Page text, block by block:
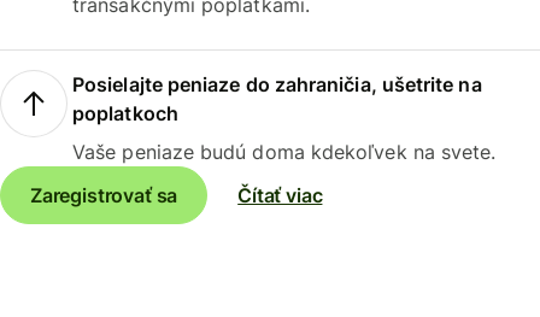
transakčnými poplatkami.
Posielajte peniaze do zahraničia, ušetrite na
poplatkoch
Vaše peniaze budú doma kdekoľvek na svete.
Zaregistrovať sa
Čítať viac